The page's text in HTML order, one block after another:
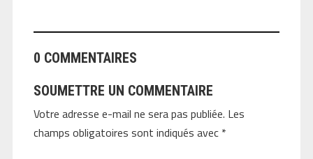
0 COMMENTAIRES
SOUMETTRE UN COMMENTAIRE
Votre adresse e-mail ne sera pas publiée. Les
champs obligatoires sont indiqués avec *